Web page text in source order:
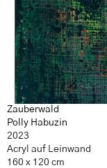
Zauberwald
Polly Habuzin
2023
Acryl auf Leinwand
160 x 120 cm